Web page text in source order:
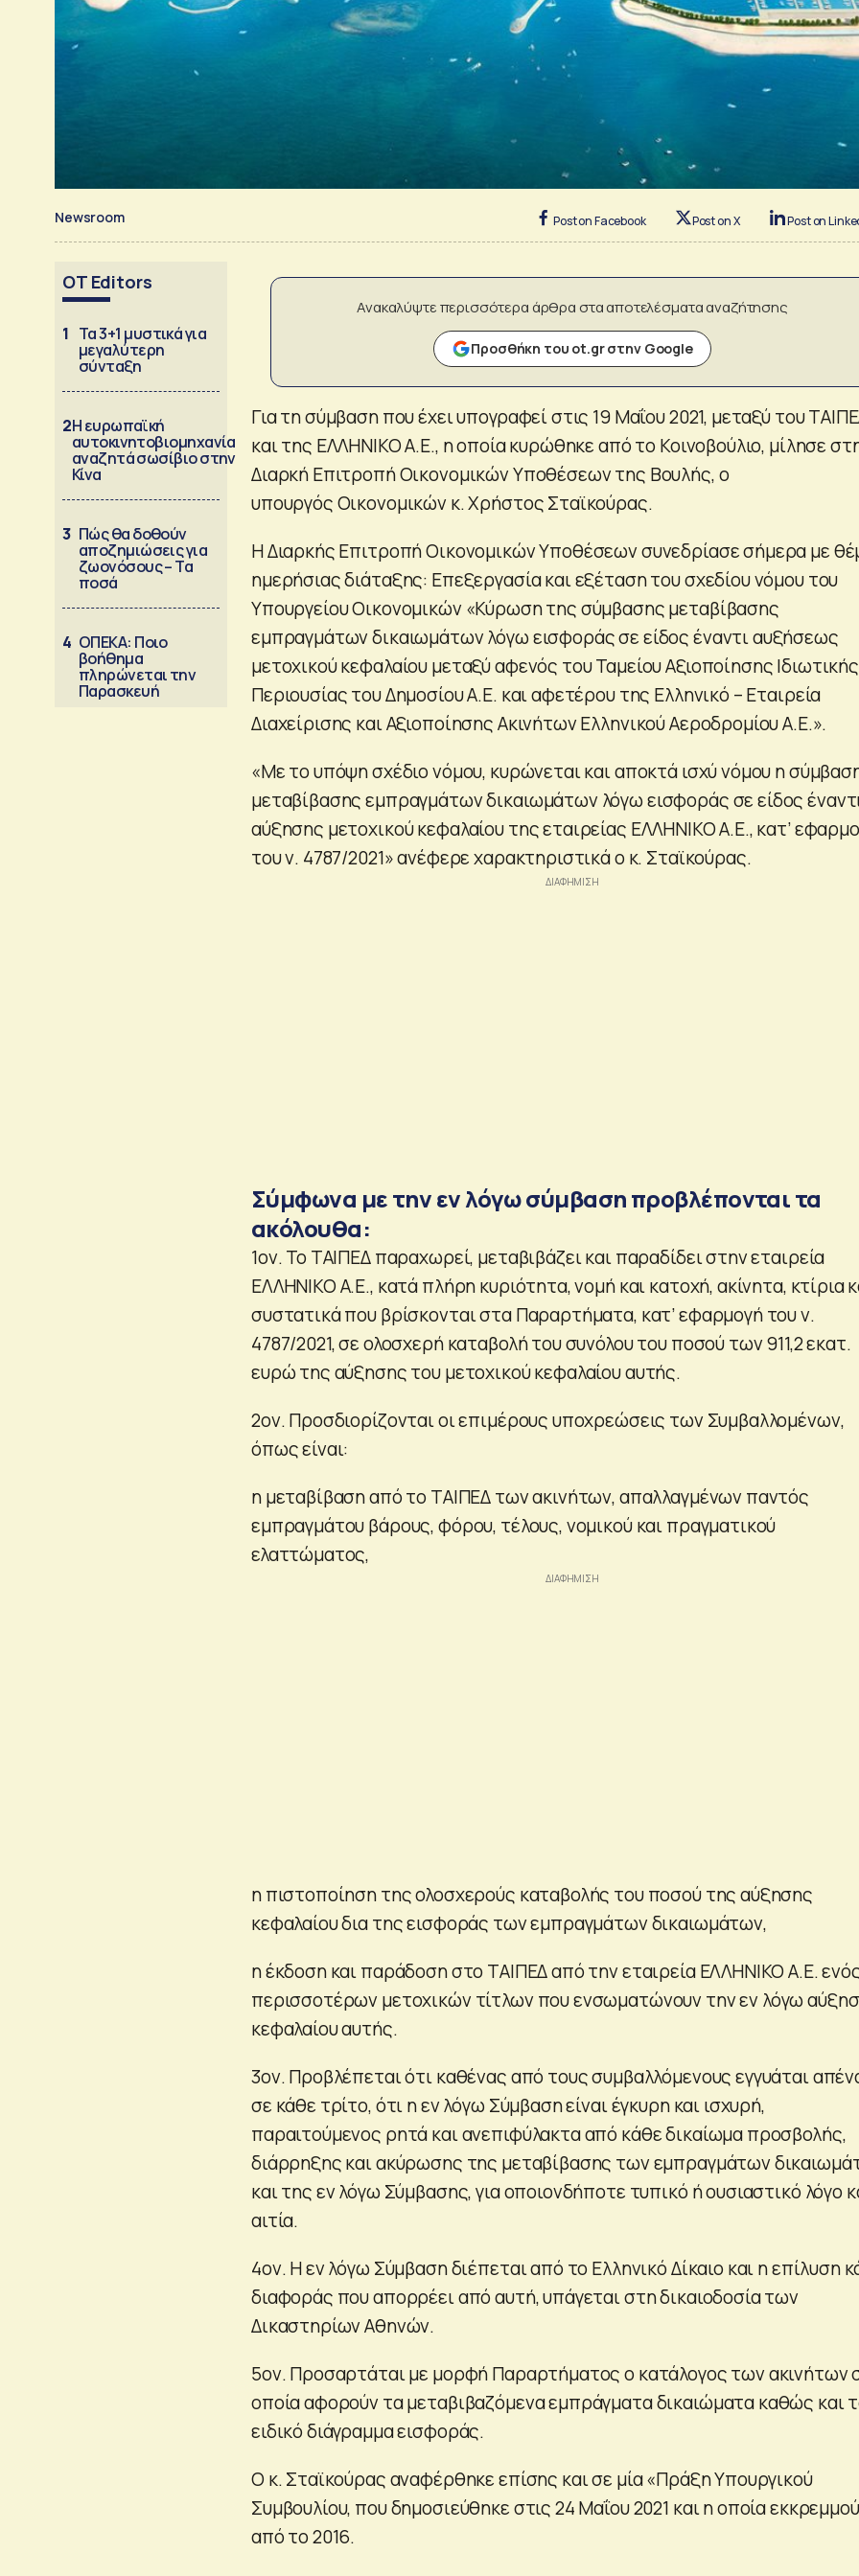
Newsroom Post on Facebook Post on X Post on
OT Editors
1 Τα 3+1 μυστικά για
μεγαλύτερη
σύνταξη
2Η ευρωπαϊκή
αυτοκινητοβιομηχανία
αναζητά σωσίβιο στην
Κίνα
3 Πώς θα δοθούν
αποζημιώσεις για
ζωονόσους – Τα
ποσά
4 ΟΠΕΚΑ: Ποιο
βοήθημα
πληρώνεται την
Παρασκευή
Ανακαλύψτε περισσότερα άρθρα στα αποτελέσματα αναζήτησης
Προσθήκη του ot.gr στην Google
Για τη σύμβαση που έχει υπογραφεί στις 19 Μαΐου 2021, μεταξύ του
και της ΕΛΛΗΝΙΚΟ Α.Ε., η οποία κυρώθηκε από το Κοινοβούλιο, μίλησε
Διαρκή Επιτροπή Οικονομικών Υποθέσεων της Βουλής, ο
υπουργός Οικονομικών κ. Χρήστος Σταϊκούρας.
Η Διαρκής Επιτροπή Οικονομικών Υποθέσεων συνεδρίασε σήμερα με
ημερήσιας διάταξης: Επεξεργασία και εξέταση του σχεδίου νόμου του
Υπουργείου Οικονομικών «Κύρωση της σύμβασης μεταβίβασης
εμπραγμάτων δικαιωμάτων λόγω εισφοράς σε είδος έναντι αυξήσεως
μετοχικού κεφαλαίου μεταξύ αφενός του Ταμείου Αξιοποίησης Ιδιωτικής
Περιουσίας του Δημοσίου Α.Ε. και αφετέρου της Ελληνικό – Εταιρεία
Διαχείρισης και Αξιοποίησης Ακινήτων Ελληνικού Αεροδρομίου Α.Ε.».
«Με το υπόψη σχέδιο νόμου, κυρώνεται και αποκτά ισχύ νόμου η
μεταβίβασης εμπραγμάτων δικαιωμάτων λόγω εισφοράς σε είδος
αύξησης μετοχικού κεφαλαίου της εταιρείας ΕΛΛΗΝΙΚΟ Α.Ε., κατ’
του ν. 4787/2021» ανέφερε χαρακτηριστικά ο κ. Σταϊκούρας.
Σύμφωνα με την εν λόγω σύμβαση προβλέπονται τα
ακόλουθα:
1ον. Το ΤΑΙΠΕΔ παραχωρεί, μεταβιβάζει και παραδίδει στην εταιρεία
ΕΛΛΗΝΙΚΟ Α.Ε., κατά πλήρη κυριότητα, νομή και κατοχή, ακίνητα, κτίρια
συστατικά που βρίσκονται στα Παραρτήματα, κατ’ εφαρμογή του ν.
4787/2021, σε ολοσχερή καταβολή του συνόλου του ποσού των 911,2 εκατ.
ευρώ της αύξησης του μετοχικού κεφαλαίου αυτής.
2ον. Προσδιορίζονται οι επιμέρους υποχρεώσεις των Συμβαλλομένων,
όπως είναι:
η μεταβίβαση από το ΤΑΙΠΕΔ των ακινήτων, απαλλαγμένων παντός
εμπραγμάτου βάρους, φόρου, τέλους, νομικού και πραγματικού
ελαττώματος,
η πιστοποίηση της ολοσχερούς καταβολής του ποσού της αύξησης
κεφαλαίου δια της εισφοράς των εμπραγμάτων δικαιωμάτων,
η έκδοση και παράδοση στο ΤΑΙΠΕΔ από την εταιρεία ΕΛΛΗΝΙΚΟ Α.Ε.
περισσοτέρων μετοχικών τίτλων που ενσωματώνουν την εν λόγω
κεφαλαίου αυτής.
3ον. Προβλέπεται ότι καθένας από τους συμβαλλόμενους εγγυάται
σε κάθε τρίτο, ότι η εν λόγω Σύμβαση είναι έγκυρη και ισχυρή,
παραιτούμενος ρητά και ανεπιφύλακτα από κάθε δικαίωμα προσβολής,
διάρρηξης και ακύρωσης της μεταβίβασης των εμπραγμάτων
και της εν λόγω Σύμβασης, για οποιονδήποτε τυπικό ή ουσιαστικό λόγο
αιτία.
4ον. Η εν λόγω Σύμβαση διέπεται από το Ελληνικό Δίκαιο και η επίλυση
διαφοράς που απορρέει από αυτή, υπάγεται στη δικαιοδοσία των
Δικαστηρίων Αθηνών.
5ον. Προσαρτάται με μορφή Παραρτήματος ο κατάλογος των ακινήτων
οποία αφορούν τα μεταβιβαζόμενα εμπράγματα δικαιώματα καθώς και
ειδικό διάγραμμα εισφοράς.
Ο κ. Σταϊκούρας αναφέρθηκε επίσης και σε μία «Πράξη Υπουργικού
Συμβουλίου, που δημοσιεύθηκε στις 24 Μαΐου 2021 και η οποία
από το 2016.